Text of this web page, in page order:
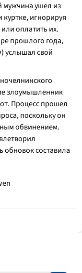
мужчина ушел из
куртке, игнорируя
оплатить их.
прошлого года,
услышал свой
злоумышленник
Процесс прошел
поскольку он
обвинением.
обновок составила